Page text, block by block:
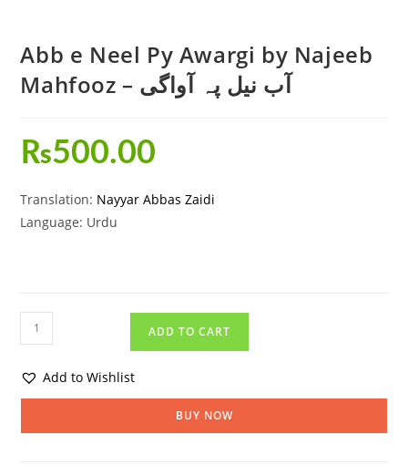
Abb e Neel Py Awargi by Najeeb
Mahfooz – آب نیل پہ آواگی
₨500.00
Translation: Nayyar Abbas Zaidi
Language: Urdu
ADD TO CART
Add to Wishlist
BUY NOW